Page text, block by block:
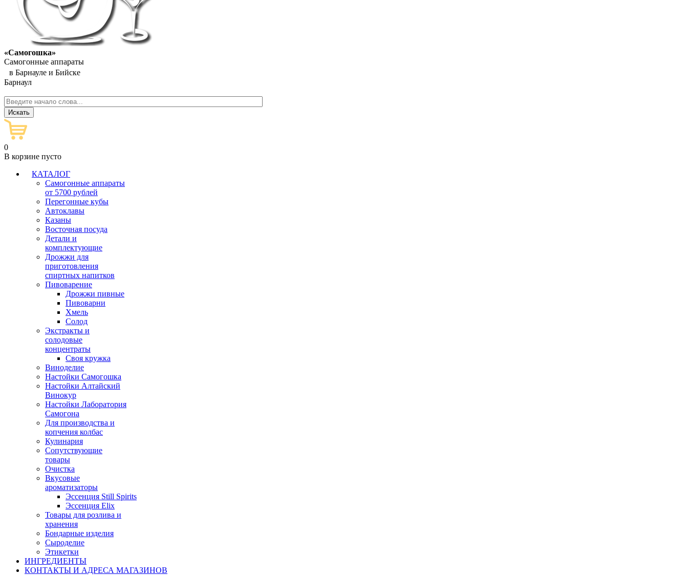
«Самогошка»
Самогонные аппараты
в Барнауле и Бийске
Барнаул
0
В корзине пусто
КАТАЛОГ
Самогонные аппараты
от 5700 рублей
Перегонные кубы
Автоклавы
Казаны
Восточная посуда
Детали и
комплектующие
Дрожжи для
приготовления
спиртных напитков
Пивоварение
Дрожжи пивные
Пивоварни
Хмель
Солод
Экстракты и
солодовые
концентраты
Своя кружка
Виноделие
Настойки Самогошка
Настойки Алтайский
Винокур
Настойки Лаборатория
Самогона
Для производства и
копчения колбас
Кулинария
Сопутствующие
товары
Очистка
Вкусовые
ароматизаторы
Эссенция Still Spirits
Эссенция Elix
Товары для розлива и
хранения
Бондарные изделия
Cыроделие
Этикетки
ИНГРЕДИЕНТЫ
КОНТАКТЫ И АДРЕСА МАГАЗИНОВ